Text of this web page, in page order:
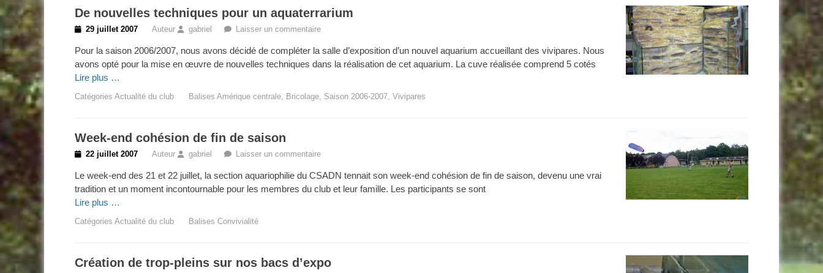
De nouvelles techniques pour un aquaterrarium
Posted29 juillet 2007 Auteur gabriel Laisser un commentaire
Pour la saison 2006/2007, nous avons décidé de compléter la salle d’exposition d’un nouvel aquarium accueillant des vivipares. Nous
avons opté pour la mise en œuvre de nouvelles techniques dans la réalisation de cet aquarium. La cuve réalisée comprend 5 cotés
Lire plus …
Catégories Actualité du club Balises Amérique centrale, Bricolage, Saison 2006-2007, Vivipares
Week-end cohésion de fin de saison
Posted22 juillet 2007 Auteur gabriel Laisser un commentaire
Le week-end des 21 et 22 juillet, la section aquariophilie du CSADN tennait son week-end cohésion de fin de saison, devenu une vrai
tradition et un moment incontournable pour les membres du club et leur famille. Les participants se sont
Lire plus …
Catégories Actualité du club Balises Convivialité
Création de trop-pleins sur nos bacs d’expo